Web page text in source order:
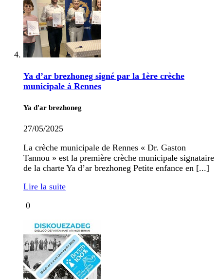
Ya d’ar brezhoneg signé par la 1ère crèche
municipale à Rennes
Ya d'ar brezhoneg
27/05/2025
La crèche municipale de Rennes « Dr. Gaston
Tannou » est la première crèche municipale signataire
de la charte Ya d’ar brezhoneg Petite enfance en [...]
Lire la suite
0